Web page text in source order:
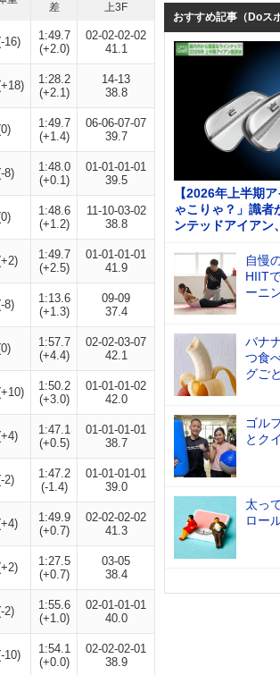
差
上3F
16)
1:49.7
(+2.0)
02-02-02-02
41.1
1:28.2
(+2.1)
14-13
38.8
1:49.7
(+1.4)
06-06-07-07
39.7
8)
1:48.0
(+0.1)
01-01-01-01
39.5
1:48.6
(+1.2)
11-10-03-02
38.8
1:49.7
(+2.5)
01-01-01-01
41.9
8)
1:13.6
(+1.3)
09-09
37.4
1:57.7
(+4.4)
02-02-03-07
42.1
1:50.2
(+3.0)
01-01-01-02
42.0
1:47.1
(+0.5)
01-01-01-01
38.7
2)
1:47.2
(-1.4)
01-01-01-01
39.0
1:49.9
(+0.7)
02-02-02-02
41.3
1:27.5
(+0.7)
03-05
38.4
2)
1:55.6
(+1.0)
02-01-01-01
40.0
10)
1:54.1
(+0.0)
02-02-02-01
38.9
おすすめ記事（Doス
【2026年上半期
ゃこりゃ？」識者
ンテッドアイアン
自慢
HIIT
ーニ
バナ
つ食
グご
ゴル
とク
太っ
ロー